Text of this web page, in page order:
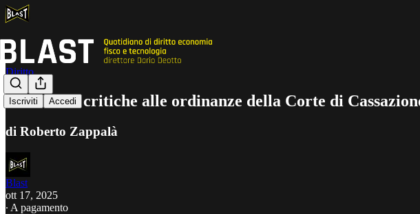
Iscriviti Accedi
Diritto
Brevi note critiche alle ordinanze della Corte di
di Roberto Zappalà
Blast
ott 17, 2025
∙ A pagamento